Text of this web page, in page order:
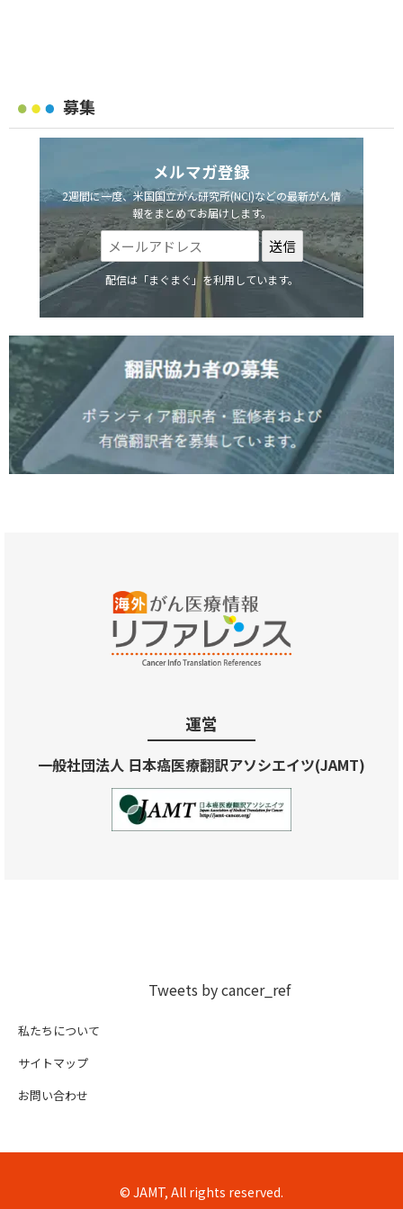
募集
メルマガ登録
2週間に一度、米国国立がん研究所(NCI)などの最新がん情
報をまとめてお届けします。
配信は「まぐまぐ」を利用しています。
運営
一般社団法人 日本癌医療翻訳アソシエイツ(JAMT)
Tweets by cancer_ref
私たちについて
サイトマップ
お問い合わせ
© JAMT, All rights reserved.